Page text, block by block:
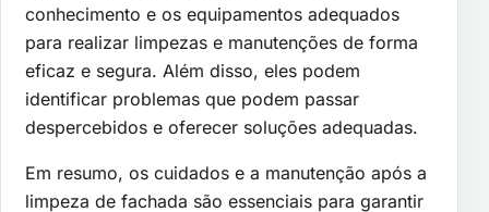
conhecimento e os equipamentos adequados
para realizar limpezas e manutenções de forma
eficaz e segura. Além disso, eles podem
identificar problemas que podem passar
despercebidos e oferecer soluções adequadas.
Em resumo, os cuidados e a manutenção após a
limpeza de fachada são essenciais para garantir